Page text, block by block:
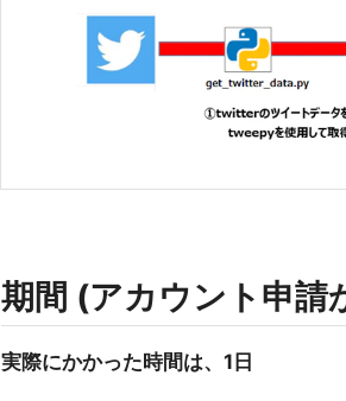
期間 (アカウント申請
実際にかかった時間は、1日